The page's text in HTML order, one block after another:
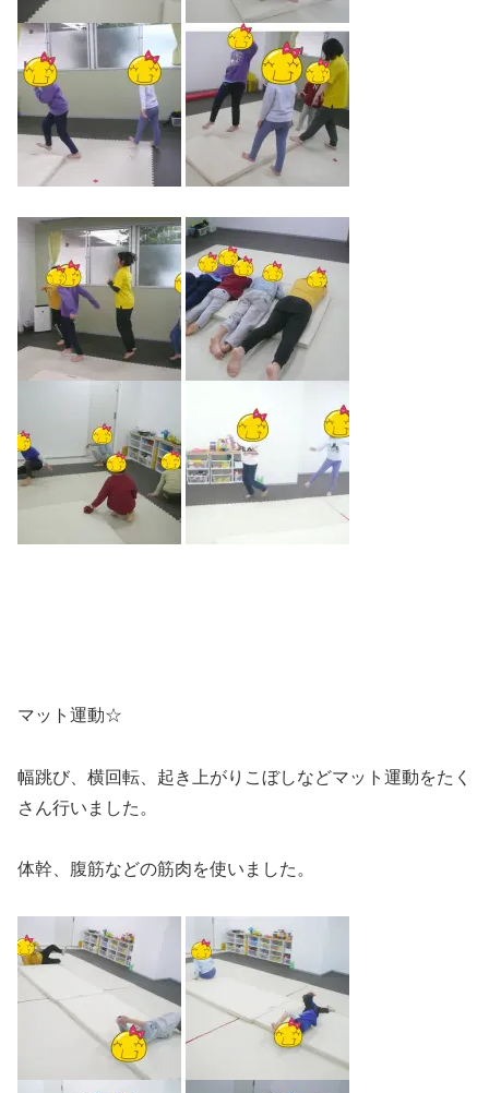
マット運動☆
幅跳び、横回転、起き上がりこぼしなどマット運動をたく
さん行いました。
体幹、腹筋などの筋肉を使いました。